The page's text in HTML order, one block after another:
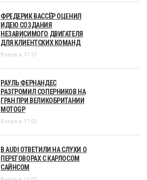
ФРЕДЕРИК ВАССЁР ОЦЕНИЛ
ИДЕЮ СОЗДАНИЯ
НЕЗАВИСИМОГО ДВИГАТЕЛЯ
ДЛЯ КЛИЕНТСКИХ КОМАНД
Вчера в 17:57
РАУЛЬ ФЕРНАНДЕС
РАЗГРОМИЛ СОПЕРНИКОВ НА
ГРАН ПРИ ВЕЛИКОБРИТАНИИ
MOTOGP
Вчера в 17:02
В AUDI ОТВЕТИЛИ НА СЛУХИ О
ПЕРЕГОВОРАХ С КАРЛОСОМ
САЙНСОМ